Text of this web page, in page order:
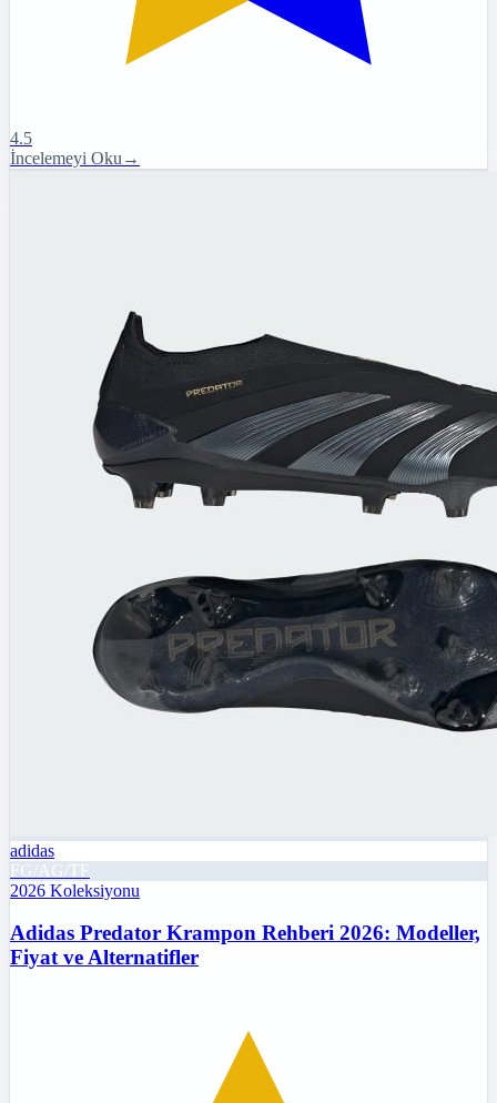
4.5
İncelemeyi Oku →
adidas
FG/AG/TF
2026 Koleksiyonu
Adidas Predator Krampon Rehberi 2026: Modeller,
Fiyat ve Alternatifler